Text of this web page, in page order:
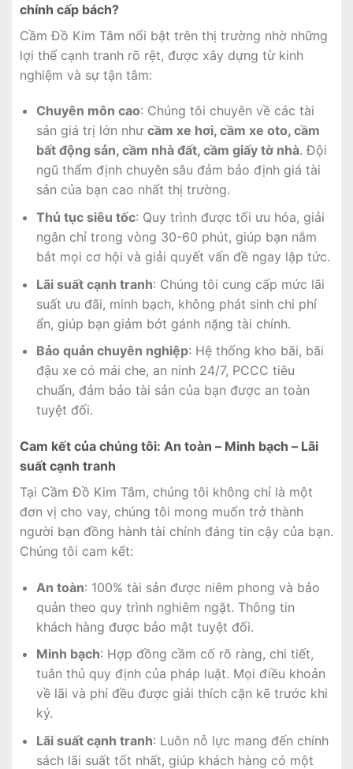
chính cấp bách?
Cầm Đồ Kim Tâm nổi bật trên thị trường nhờ những
lợi thế cạnh tranh rõ rệt, được xây dựng từ kinh
nghiệm và sự tận tâm:
Chuyên môn cao: Chúng tôi chuyên về các tài
sản giá trị lớn như cầm xe hơi, cầm xe oto, cầm
bất động sản, cầm nhà đất, cầm giấy tờ nhà. Đội
ngũ thẩm định chuyên sâu đảm bảo định giá tài
sản của bạn cao nhất thị trường.
Thủ tục siêu tốc: Quy trình được tối ưu hóa, giải
ngân chỉ trong vòng 30-60 phút, giúp bạn nắm
bắt mọi cơ hội và giải quyết vấn đề ngay lập tức.
Lãi suất cạnh tranh: Chúng tôi cung cấp mức lãi
suất ưu đãi, minh bạch, không phát sinh chi phí
ẩn, giúp bạn giảm bớt gánh nặng tài chính.
Bảo quản chuyên nghiệp: Hệ thống kho bãi, bãi
đậu xe có mái che, an ninh 24/7, PCCC tiêu
chuẩn, đảm bảo tài sản của bạn được an toàn
tuyệt đối.
Cam kết của chúng tôi: An toàn – Minh bạch – Lãi
suất cạnh tranh
Tại Cầm Đồ Kim Tâm, chúng tôi không chỉ là một
đơn vị cho vay, chúng tôi mong muốn trở thành
người bạn đồng hành tài chính đáng tin cậy của bạn.
Chúng tôi cam kết:
An toàn: 100% tài sản được niêm phong và bảo
quản theo quy trình nghiêm ngặt. Thông tin
khách hàng được bảo mật tuyệt đối.
Minh bạch: Hợp đồng cầm cố rõ ràng, chi tiết,
tuân thủ quy định của pháp luật. Mọi điều khoản
về lãi và phí đều được giải thích cặn kẽ trước khi
ký.
Lãi suất cạnh tranh: Luôn nỗ lực mang đến chính
sách lãi suất tốt nhất, giúp khách hàng có một